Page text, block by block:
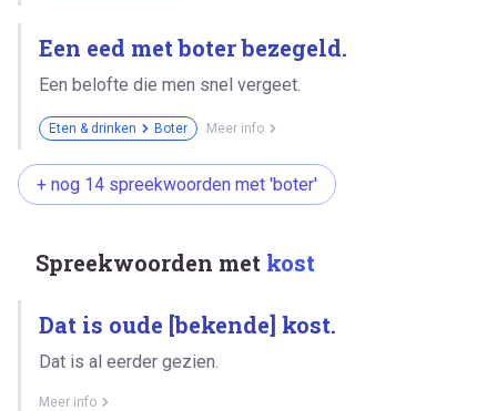
Een eed met boter bezegeld.
Een belofte die men snel vergeet.
Eten & drinken Boter Meer info
+ nog 14 spreekwoorden met 'boter'
Spreekwoorden met kost
Dat is oude [bekende] kost.
Dat is al eerder gezien.
Meer info